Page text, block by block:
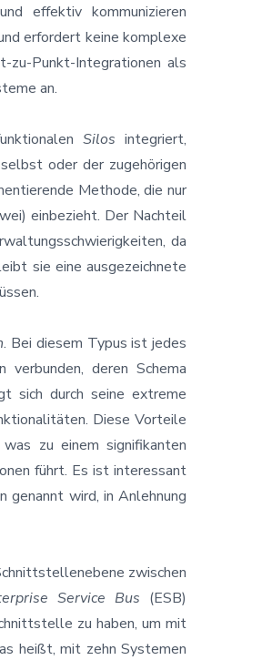
effektiv kommunizieren
erfordert keine komplexe
zu-Punkt-Integrationen als
an.
Silos integriert,
oder der zugehörigen
Methode, die nur
einbezieht. Der Nachteil
da
sie eine ausgezeichnete
. Bei diesem Typus ist jedes
verbunden, deren Schema
sich durch seine extreme
Diese Vorteile
zu einem signifikanten
führt. Es ist interessant
genannt wird, in Anlehnung
zwischen
Service Bus (ESB)
zu haben, um mit
heißt, mit zehn Systemen